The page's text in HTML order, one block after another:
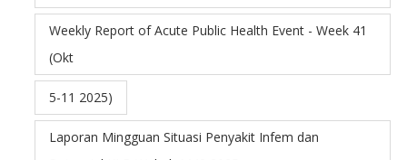
Weekly Report of Acute Public Health Event - Week 41
(Okt
5-11 2025)
Laporan Mingguan Situasi Penyakit Infem dan